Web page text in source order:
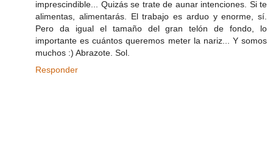
imprescindible... Quizás se trate de aunar intenciones. Si te
alimentas, alimentarás. El trabajo es arduo y enorme, sí.
Pero da igual el tamaño del gran telón de fondo, lo
importante es cuántos queremos meter la nariz... Y somos
muchos :) Abrazote. Sol.
Responder